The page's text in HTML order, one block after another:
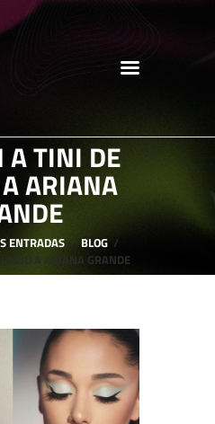
A TINI DE
ARIANA
ENTRADAS
BLOG
A ARIANA GRANDE
- 101.3FM